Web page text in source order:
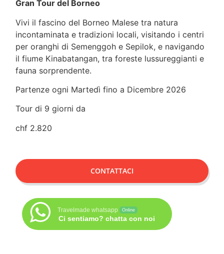
Gran Tour del Borneo
Vivi il fascino del Borneo Malese tra natura
incontaminata e tradizioni locali, visitando i centri
per oranghi di Semenggoh e Sepilok, e navigando
il fiume Kinabatangan, tra foreste lussureggianti e
fauna sorprendente.
Partenze ogni Martedì fino a Dicembre 2026
Tour di 9 giorni da
chf 2.820
CONTATTACI
Travelmade whatsapp Online
Ci sentiamo? chatta con noi